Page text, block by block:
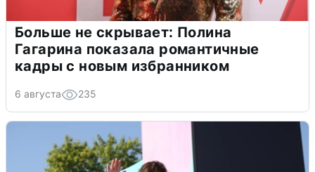
Больше не скрывает: Полина
Гагарина показала романтичные
кадры с новым избранником
6 августа 235